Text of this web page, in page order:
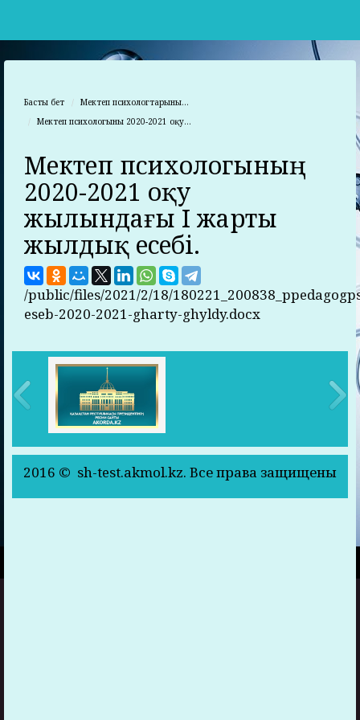
Басты бет
Мектеп психологтарының...
Мектеп психологының 2020-2021 оқу...
Мектеп психологының
2020-2021 оқу
жылындағы I жарты
жылдық есебі.
/public/files/2021/2/18/
eseb-2020-2021-gharty-ghyldy.docx
2016 © sh-test.akmol.kz. Все права защищены